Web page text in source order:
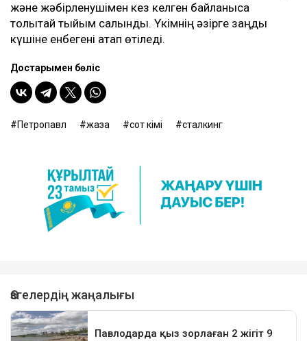
және жәбірленушімен кез келген байланысқа
толықтай тыйым салынды. Үкімнің әзірге заңды
күшіне енбегені атап өтіледі.
Достарыңмен бөліс
Петропавл жаза сот үкімі сталкинг